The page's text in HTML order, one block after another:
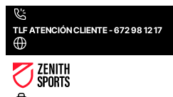
TLF ATENCIÓN CLIENTE - 672 98 12 17